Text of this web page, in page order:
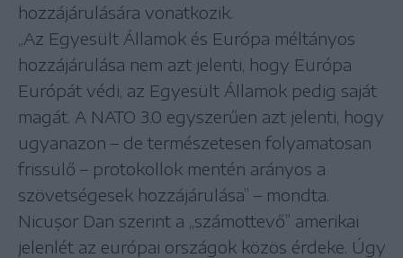
hozzájárulására vonatkozik.
„Az Egyesült Államok és Európa méltányos
hozzájárulása nem azt jelenti, hogy Európa
Európát védi, az Egyesült Államok pedig saját
magát. A NATO 3.0 egyszerűen azt jelenti, hogy
ugyanazon – de természetesen folyamatosan
frissülő – protokollok mentén arányos a
szövetségesek hozzájárulása” – mondta.
Nicușor Dan szerint a „számottevő” amerikai
jelenlét az európai országok közös érdeke. Úgy